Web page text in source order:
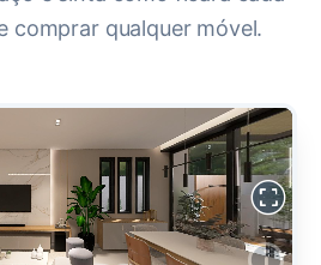
comprar qualquer móvel.